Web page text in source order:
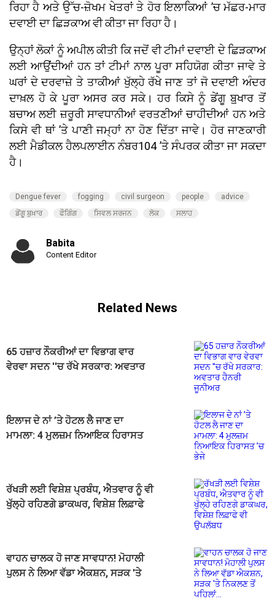
ਰਿਹਾ ਹੈ ਅਤੇ ਉੱਚ-ਜ਼ੋਖਮ ਖੇਤਰਾਂ ਤੇ ਹੋਰ ਇਲਾਕਿਆਂ ’ਚ ਮੱਛਰ-ਮਾਰ
ਦਵਾਈ ਦਾ ਛਿੜਕਾਅ ਵੀ ਕੀਤਾ ਜਾ ਰਿਹਾ ਹੈ।
ਉਨ੍ਹਾਂ ਲੋਕਾਂ ਨੂੰ ਅਪੀਲ ਕੀਤੀ ਕਿ ਜਦੋਂ ਵੀ ਟੀਮਾਂ ਦਵਾਈ ਦੇ ਛਿੜਕਾਅ
ਲਈ ਆਉਂਦੀਆਂ ਹਨ ਤਾਂ ਟੀਮਾਂ ਨਾਲ ਪੂਰਾ ਸਹਿਯੋਗ ਕੀਤਾ ਜਾਵੇ ਤੇ
ਘਰਾਂ ਦੇ ਦਰਵਾਜ਼ੇ ਤੇ ਤਾਕੀਆਂ ਖੁੱਲ੍ਹੇ ਰੱਖੇ ਜਾਣ ਤਾਂ ਜੋ ਦਵਾਈ ਅੰਦਰ
ਦਾਖ਼ਲ ਹੋ ਕੇ ਪੂਰਾ ਅਸਰ ਕਰ ਸਕੇ। ਹਰ ਕਿਸੇ ਨੂੰ ਡੇਂਗੂ ਬੁ਼ਖਾਰ ਤੋਂ
ਬਚਾਅ ਲਈ ਜ਼ਰੂਰੀ ਸਾਵਧਾਨੀਆਂ ਵਰਤਣੀਆਂ ਚਾਹੀਦੀਆਂ ਹਨ ਅਤੇ
ਕਿਸੇ ਵੀ ਥਾਂ ’ਤੇ ਪਾਣੀ ਜਮ੍ਹਾਂ ਨਾ ਹੋਣ ਦਿੱਤਾ ਜਾਵੇ। ਹੋਰ ਜਾਣਕਾਰੀ
ਲਈ ਮੈਡੀਕਲ ਹੈਲਪਲਾਈਨ ਨੰਬਰ104 ’ਤੇ ਸੰਪਰਕ ਕੀਤਾ ਜਾ ਸਕਦਾ
ਹੈ।
Dengue fever fogging civil surgeon people
advice
ਡੇਂਗੂ ਬੁਖ਼ਾਰ
ਫੌਗਿੰਗ ਸਿਵਲ ਸਰਜਨ ਲੋਕ ਸਲਾਹ
Babita
Content Editor
Related News
65 ਹਜ਼ਾਰ ਨੌਕਰੀਆਂ ਦਾ ਵਿਭਾਗ ਵਾਰ
ਵੇਰਵਾ ਸਦਨ ''ਚ ਰੱਖੇ ਸਰਕਾਰ: ਅਵਤਾਰ
ਇਲਾਜ ਦੇ ਨਾਂ ’ਤੇ ਹੋਟਲ ਲੈ ਜਾਣ ਦਾ
ਮਾਮਲਾ: 4 ਮੁਲਜ਼ਮ ਨਿਆਇਕ ਹਿਰਾਸਤ
ਰੱਖੜੀ ਲਈ ਵਿਸ਼ੇਸ਼ ਪ੍ਰਬੰਧ, ਐਤਵਾਰ ਨੂੰ ਵੀ
ਖੁੱਲ੍ਹੇ ਰਹਿਣਗੇ ਡਾਕਘਰ, ਵਿਸ਼ੇਸ਼ ਲਿਫ਼ਾਫੇ
ਵਾਹਨ ਚਾਲਕ ਹੋ ਜਾਣ ਸਾਵਧਾਨ! ਮੋਹਾਲੀ
ਪੁਲਸ ਨੇ ਲਿਆ ਵੱਡਾ ਐਕਸ਼ਨ, ਸੜਕ 'ਤੇ